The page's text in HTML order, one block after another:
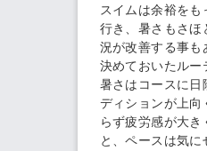
スイムは余裕を
行き、暑さもさほ
況が改善する事も
決めておいたルー
暑さはコースに日
ディションが上向
らず疲労感が大
と、ペースは気